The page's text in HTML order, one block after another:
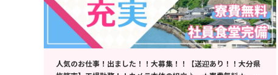
人気のお仕事！出ました！！大募集！！【送迎あり！！大分県